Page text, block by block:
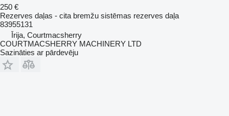
250 €
Rezerves daļas - cita bremžu sistēmas rezerves daļa
83955131
Īrija, Courtmacsherry
COURTMACSHERRY MACHINERY LTD
Sazināties ar pārdevēju